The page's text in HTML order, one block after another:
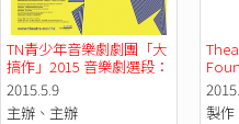
TN青少年音樂劇劇團「大
搞作」2015 音樂劇選段：
《亞拉丁》、《貓》、
《吉屋出租》
2015.5.9
主辦、主辦
融II
製作